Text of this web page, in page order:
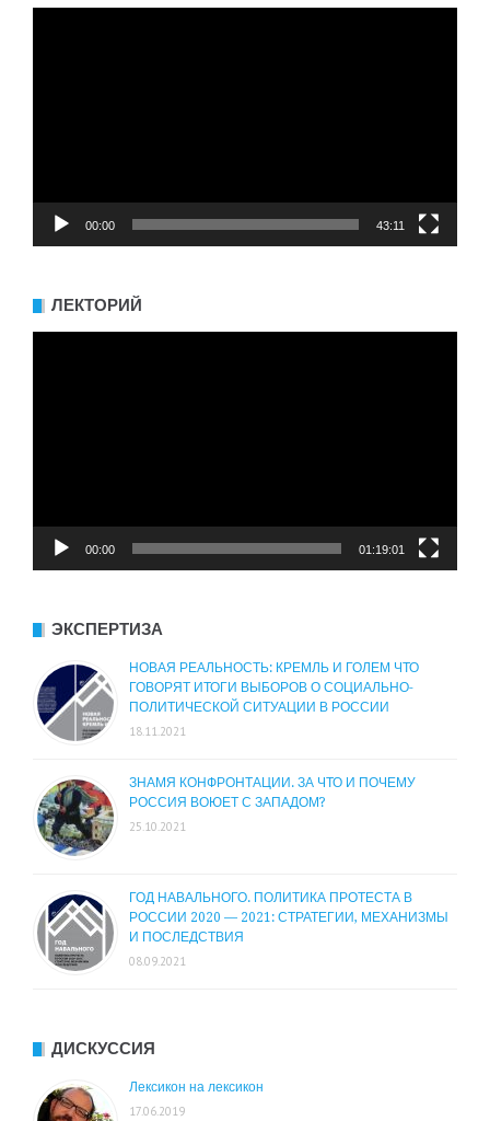
00:00 43:11
ЛЕКТОРИЙ
00:00 01:19:01
ЭКСПЕРТИЗА
НОВАЯ РЕАЛЬНОСТЬ: КРЕМЛЬ И ГОЛЕМ ЧТО
ГОВОРЯТ ИТОГИ ВЫБОРОВ О СОЦИАЛЬНО-
ПОЛИТИЧЕСКОЙ СИТУАЦИИ В РОССИИ
18.11.2021
ЗНАМЯ КОНФРОНТАЦИИ. ЗА ЧТО И ПОЧЕМУ
РОССИЯ ВОЮЕТ С ЗАПАДОМ?
25.10.2021
ГОД НАВАЛЬНОГО. ПОЛИТИКА ПРОТЕСТА В
РОССИИ 2020 — 2021: СТРАТЕГИИ, МЕХАНИЗМЫ
И ПОСЛЕДСТВИЯ
08.09.2021
ДИСКУССИЯ
Лексикон на лексикон
17.06.2019